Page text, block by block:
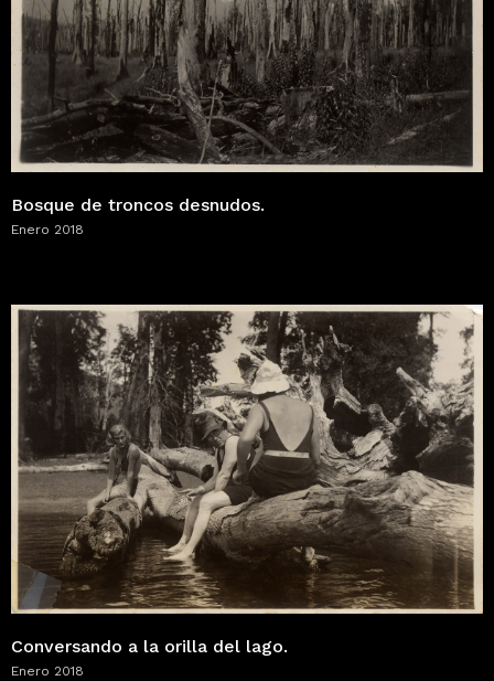
Bosque de troncos desnudos.
Enero 2018
Conversando a la orilla del lago.
Enero 2018